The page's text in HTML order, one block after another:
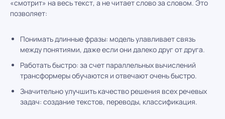
«смотрит» на весь текст, а не читает слово за словом. Это
позволяет:
Понимать длинные фразы: модель улавливает связь
между понятиями, даже если они далеко друг от друга.
Работать быстро: за счет параллельных вычислений
трансформеры обучаются и отвечают очень быстро.
Значительно улучшить качество решения всех речевых
задач: создание текстов, переводы, классификация.